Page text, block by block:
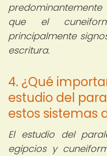
que el
principalmente
escritura.
4. ¿Qué
estudio del
estos sistemas
El estudio del
egipcios y